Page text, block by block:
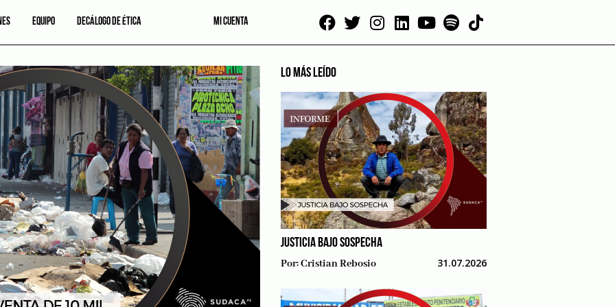
EQUIPO DECÁLOGO DE ÉTICA MI CUENTA
LO MÁS LEÍDO
JUSTICIA BAJO SOSPECHA
Por:Cristian Rebosio 31.07.2026